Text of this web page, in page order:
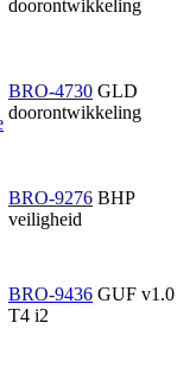
doorontwikkeling
BRO-4730 GLD
doorontwikkeling
BRO-9276 BHP
veiligheid
BRO-9436 GUF v1.0
T4 i2